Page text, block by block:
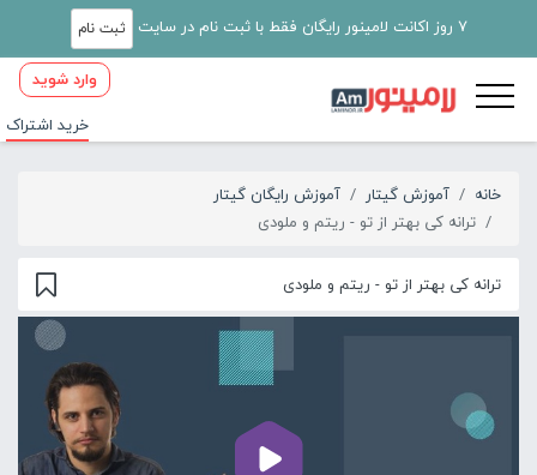
7 روز اکانت لامینور رایگان فقط با ثبت نام در سایت ثبت نام
وارد شوید
خرید اشتراک
خانه آموزش گیتار
آموزش رایگان گیتار
ترانه کی بهتر از تو - ریتم و ملودی
ترانه کی بهتر از تو - ریتم و ملودی
00:00